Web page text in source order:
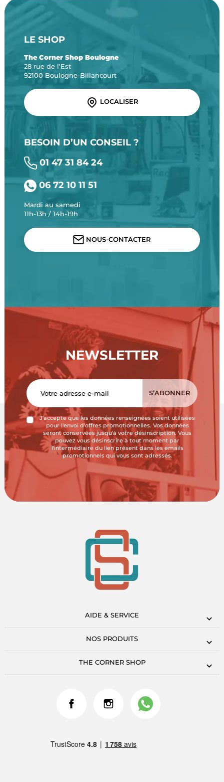
LE SHOP
The Corner Shop Boulogne
28 rue de l'Est
92100 Boulogne-Billancourt
LOCALISER
BESOIN D’UN CONSEIL ?
01 47 31 84 24
06 72 10 11 51
Mardi au samedi
11h-13h / 14h-19h
NOUS-CONTACTER
NEWSLETTER
J'accepte que les données renseignées soient utilisées
pour l'envoi d'offres promotionnelles. Vos données
seront conservées jusqu'à votre désinscription. Vous
pouvez vous désinscrire à tout moment par
l'intermédiaire du lien présent dans les emails
promotionnels qui vous sont adressés.
AIDE & SERVICE
NOS PRODUITS
THE CORNER SHOP